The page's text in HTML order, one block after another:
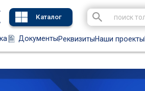
Каталог
ДокументыРеквизитыНаши проекты